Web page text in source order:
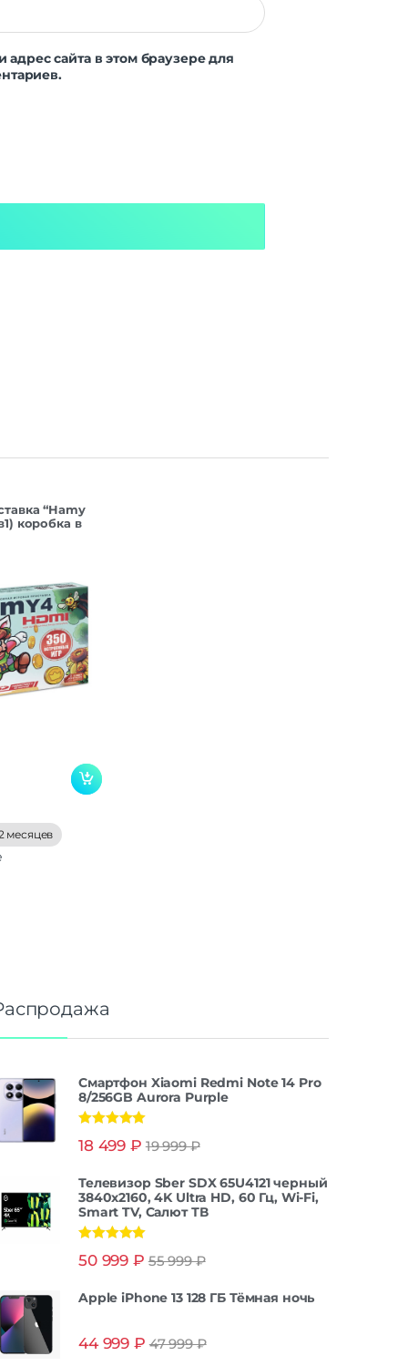
2
Гб
сайта в этом браузере для
“Hamy
коробка в
месяцев
Смартфон Xiaomi Redmi Note 14 Pro
8/256GB Aurora Purple
из 5
18 499 ₽ 19 999₽
Телевизор Sber SDX 65U4121 черный
3840x2160, 4K Ultra HD, 60 Гц, Wi-Fi,
Smart TV, Салют ТВ
из 5
50 999 ₽ 55 999₽
Apple iPhone 13 128 ГБ Тёмная ночь
44 999 ₽ 47 999₽